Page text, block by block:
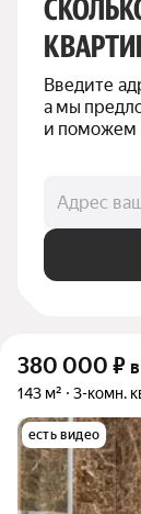
Введите
а мы
и поможем
Адрес
380 000 ₽
143 м² 3-комн.
есть видео